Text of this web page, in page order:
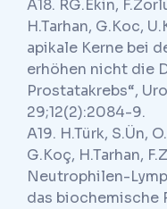
A18. RG.Ekin,
H.Tarhan, G.Koc,
apikale Kerne bei
erhöhen nicht die
Prostatakrebs“,
29;12(2):2084-9.
A19. H.Türk, S.Ün,
G.Koç, H.Tarhan,
Neutrophilen-
das biochemische